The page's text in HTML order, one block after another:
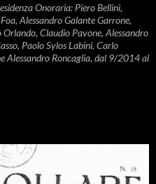
Onoraria: Piero Bellini,
Alessandro Galante Garrone,
Claudio Pavone, Alessandro
Paolo Sylos Labini, Carlo
Alessandro Roncaglia, dal 9/2014 al